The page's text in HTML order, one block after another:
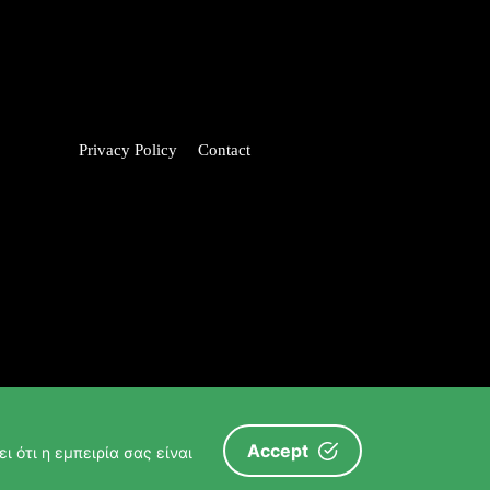
Privacy Policy Contact
η εμπειρία σας είναι
Accept